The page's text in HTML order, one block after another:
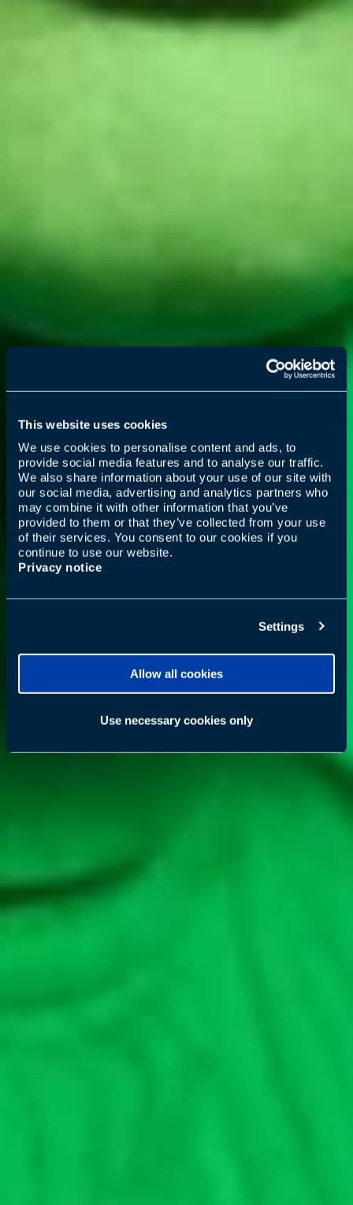
This website uses cookies
We use cookies to personalise content and ads, to
provide social media features and to analyse our traffic.
We also share information about your use of our site with
our social media, advertising and analytics partners who
may combine it with other information that you’ve
provided to them or that they’ve collected from your use
of their services. You consent to our cookies if you
continue to use our website.
Privacy notice
Settings
Allow all cookies
Use necessary cookies only